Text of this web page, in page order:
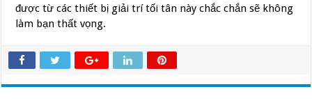
được từ các thiết bị giải trí tối tân này chắc chắn sẽ không
làm bạn thất vọng.